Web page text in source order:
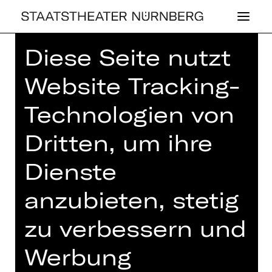
Home>Haus>Künstler*innen>
Giulia Fabris
GIULIA FABRIS
Musical-Darsteller*in (Gast)
Musical-Darstellerin
Giulia Fabris wurde in Cividale del
Diese Seite nutzt
Website Tracking-
Technologien von
Dritten, um ihre
Dienste
anzubieten, stetig
zu verbessern und
Werbung